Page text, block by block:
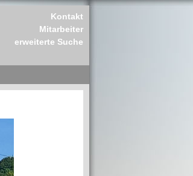
Kontakt
Mitarbeiter
erweiterte Suche